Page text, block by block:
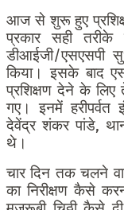
आज से शुरू हुए
प्रकार सही
डीआईजी/एसएसपी
किया। इसके बाद
प्रशिक्षण देने के लिए
गए। इनमें हरीपर्वत
देवेंद्र शंकर पांडे,
थे।
चार दिन तक चलने
का निरीक्षण कैसे